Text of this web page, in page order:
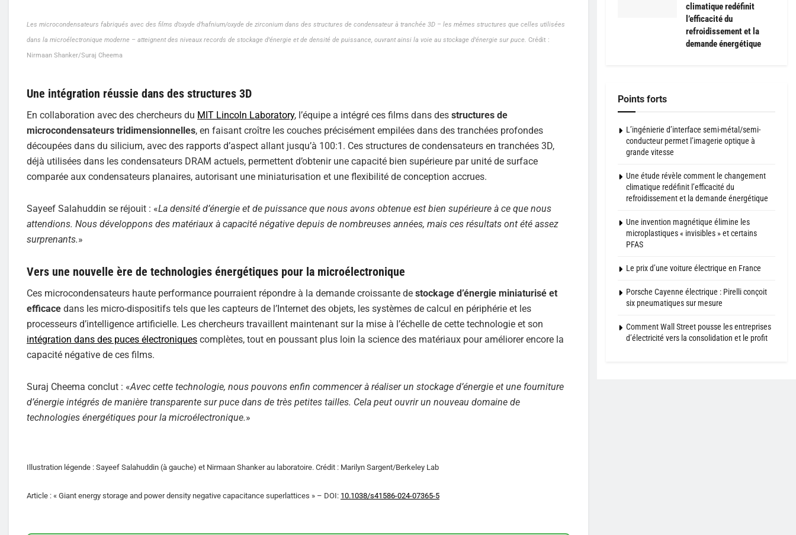
Les microcondensateurs fabriqués avec des films d’oxyde d’hafnium/oxyde de zirconium dans des structures de condensateur à tranchée 3D – les mêmes structures que celles utilisées
dans la microélectronique moderne – atteignent des niveaux records de stockage d’énergie et de densité de puissance, ouvrant ainsi la voie au stockage d’énergie sur puce. Crédit :
Nirmaan Shanker/Suraj Cheema
Une intégration réussie dans des structures 3D
En collaboration avec des chercheurs du MIT Lincoln Laboratory, l’équipe a intégré ces films dans des structures de
microcondensateurs tridimensionnelles, en faisant croître les couches précisément empilées dans des tranchées profondes
découpées dans du silicium, avec des rapports d’aspect allant jusqu’à 100:1. Ces structures de condensateurs en tranchées 3D,
déjà utilisées dans les condensateurs DRAM actuels, permettent d’obtenir une capacité bien supérieure par unité de surface
comparée aux condensateurs planaires, autorisant une miniaturisation et une flexibilité de conception accrues.
Sayeef Salahuddin se réjouit : «La densité d’énergie et de puissance que nous avons obtenue est bien supérieure à ce que nous
attendions. Nous développons des matériaux à capacité négative depuis de nombreuses années, mais ces résultats ont été assez
surprenants.»
Vers une nouvelle ère de technologies énergétiques pour la microélectronique
Ces microcondensateurs haute performance pourraient répondre à la demande croissante de stockage d’énergie miniaturisé et
efficace dans les micro-dispositifs tels que les capteurs de l’Internet des objets, les systèmes de calcul en périphérie et les
processeurs d’intelligence artificielle. Les chercheurs travaillent maintenant sur la mise à l’échelle de cette technologie et son
intégration dans des puces électroniques complètes, tout en poussant plus loin la science des matériaux pour améliorer encore la
capacité négative de ces films.
Suraj Cheema conclut : «Avec cette technologie, nous pouvons enfin commencer à réaliser un stockage d’énergie et une fourniture
d’énergie intégrés de manière transparente sur puce dans de très petites tailles. Cela peut ouvrir un nouveau domaine de
technologies énergétiques pour la microélectronique.»
Illustration légende : Sayeef Salahuddin (à gauche) et Nirmaan Shanker au laboratoire. Crédit : Marilyn Sargent/Berkeley Lab
Article : « Giant energy storage and power density negative capacitance superlattices » – DOI: 10.1038/s41586-024-07365-5
climatique redéfinit
l’efficacité du
refroidissement et la
demande énergétique
Points forts
L’ingénierie d’interface semi-métal/semi-
conducteur permet l’imagerie optique à
grande vitesse
Une étude révèle comment le changement
climatique redéfinit l’efficacité du
refroidissement et la demande énergétique
Une invention magnétique élimine les
microplastiques « invisibles » et certains
PFAS
Le prix d’une voiture électrique en France
Porsche Cayenne électrique : Pirelli conçoit
six pneumatiques sur mesure
Comment Wall Street pousse les entreprises
d’électricité vers la consolidation et le profit